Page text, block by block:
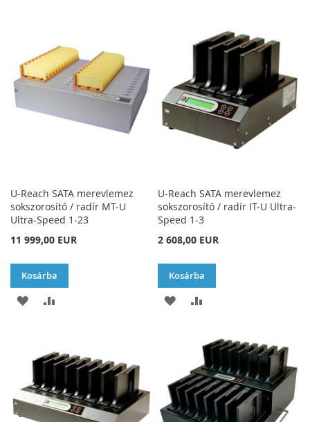
KÍVÁNSÁGLISTÁHOZ
U-Reach SATA merevlemez
sokszorosító / radír MT-U
Ultra-Speed 1-23
11 999,00 EUR
Kosárba
HOZZÁADÁSÖSSZEHASONLÍTÁSHOZ
U-Reach SATA merevlemez
sokszorosító / radír IT-U Ultra-
Speed 1-3
2 608,00 EUR
Kosárba
HOZZÁADÁS
KÍVÁNSÁGLISTÁHOZ